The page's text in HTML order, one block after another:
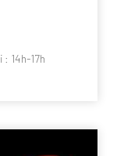
14h-17h